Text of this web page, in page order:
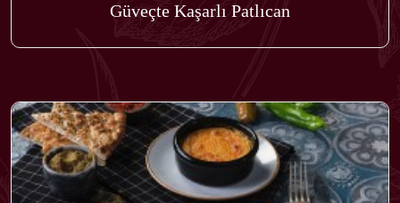
Güveçte Kaşarlı Patlıcan